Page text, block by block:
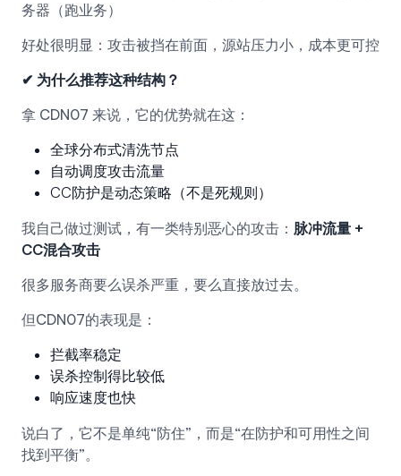
务器（跑业务）
好处很明显：攻击被挡在前面，源站压力小，成本更可控
✔ 为什么推荐这种结构？
拿 CDN07 来说，它的优势就在这：
全球分布式清洗节点
自动调度攻击流量
CC防护是动态策略（不是死规则）
我自己做过测试，有一类特别恶心的攻击： 脉冲流量 +
CC混合攻击
很多服务商要么误杀严重，要么直接放过去。
但CDN07的表现是：
拦截率稳定
误杀控制得比较低
响应速度也快
说白了，它不是单纯“防住”，而是“在防护和可用性之间
找到平衡”。